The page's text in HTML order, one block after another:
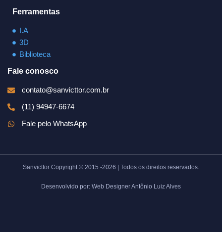
Ferramentas
I.A
3D
Biblioteca
Fale conosco
contato@sanvicttor.com.br
(11) 94947-6674
Fale pelo WhatsApp
Sanvicttor Copyright © 2015 -2026 | Todos os direitos reservados.
Desenvolvido por: Web Designer Antônio Luiz Alves